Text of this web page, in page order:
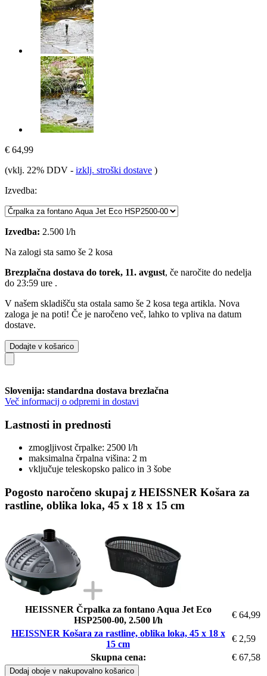
€ 64,99
(vklj. 22% DDV - izklj. stroški dostave )
Izvedba:
Izvedba: 2.500 l/h
Na zalogi sta samo še 2 kosa
Brezplačna dostava do torek, 11. avgust, če naročite do nedelja
do 23:59 ure .
V našem skladišču sta ostala samo še 2 kosa tega artikla. Nova
zaloga je na poti! Če je naročeno več, lahko to vpliva na datum
dostave.
Dodajte v košarico
Slovenija: standardna dostava brezlačna
Več informacij o odpremi in dostavi
Lastnosti in prednosti
zmogljivost črpalke: 2500 l/h
maksimalna črpalna višina: 2 m
vključuje teleskopsko palico in 3 šobe
Pogosto naročeno skupaj z HEISSNER Košara za
rastline, oblika loka, 45 x 18 x 15 cm
HEISSNER Črpalka za fontano Aqua Jet Eco
HSP2500-00, 2.500 l/h
€ 64,99
HEISSNER Košara za rastline, oblika loka, 45 x 18 x
15 cm
€ 2,59
Skupna cena:
€ 67,58
Dodaj oboje v nakupovalno košarico